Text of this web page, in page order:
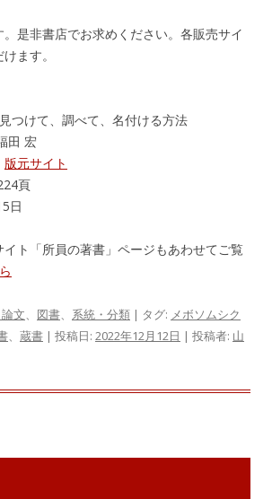
是非書店でお求めください。各販売サイ
ます。
つけて、調べて、名付ける方法
田 宏
版元サイト
頁
日
イト「所員の著書」ページもあわせてご覧
文、 図書、 系統・分類 | タグ: メボソムシク
、 蔵書 | 投稿日: 2022年12月12日 | 投稿者: 山